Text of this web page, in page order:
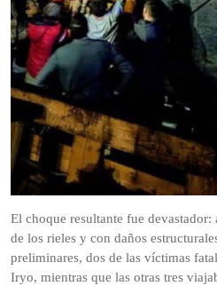
El choque resultante fue
de los rieles y con daños
preliminares, dos de las víctimas
Iryo, mientras que las otras tres